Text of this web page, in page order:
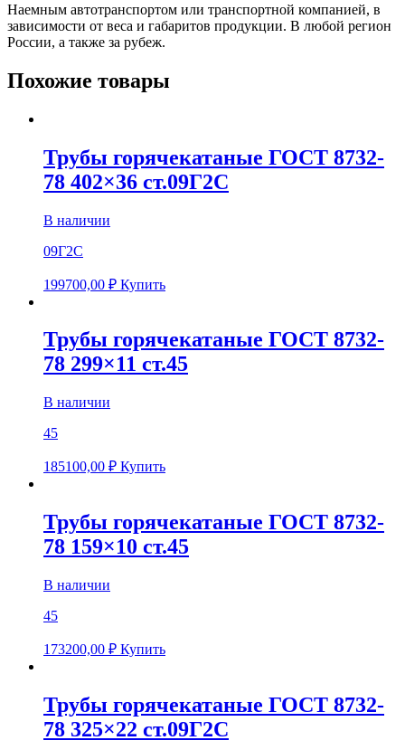
Наемным автотранспортом или транспортной компанией, в
зависимости от веса и габаритов продукции. В любой регион
России, а также за рубеж.
Похожие товары
Трубы горячекатаные ГОСТ 8732-
78 402×36 ст.09Г2С
В наличии
09Г2С
199700,00 ₽ Купить
Трубы горячекатаные ГОСТ 8732-
78 299×11 ст.45
В наличии
45
185100,00 ₽ Купить
Трубы горячекатаные ГОСТ 8732-
78 159×10 ст.45
В наличии
45
173200,00 ₽ Купить
Трубы горячекатаные ГОСТ 8732-
78 325×22 ст.09Г2С